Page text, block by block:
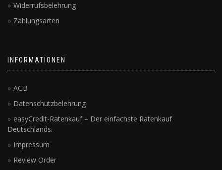
Widerrufsbelehrung
Zahlungsarten
INFORMATIONEN
AGB
Datenschutzbelehrung
easyCredit-Ratenkauf – Der einfachste Ratenkauf
Deutschlands.
Impressum
Review Order